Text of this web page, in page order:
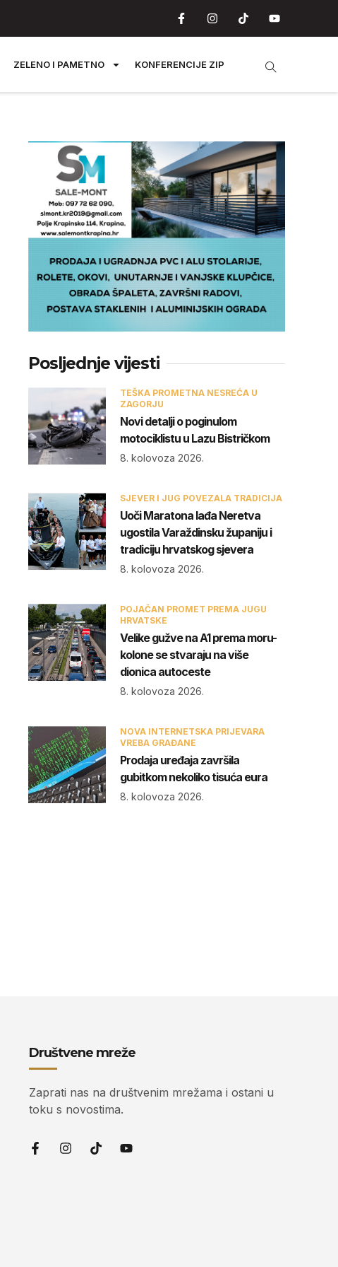
ZELENO I PAMETNO KONFERENCIJE ZIP
Posljednje vijesti
TEŠKA PROMETNA NESREĆA U
ZAGORJU
Novi detalji o poginulom
motociklistu u Lazu Bistričkom
8. kolovoza 2026.
SJEVER I JUG POVEZALA TRADICIJA
Uoči Maratona lađa Neretva
ugostila Varaždinsku županiju i
tradiciju hrvatskog sjevera
8. kolovoza 2026.
POJAČAN PROMET PREMA JUGU
HRVATSKE
Velike gužve na A1 prema moru-
kolone se stvaraju na više
dionica autoceste
8. kolovoza 2026.
NOVA INTERNETSKA PRIJEVARA
VREBA GRAĐANE
Prodaja uređaja završila
gubitkom nekoliko tisuća eura
8. kolovoza 2026.
Društvene mreže
Zaprati nas na društvenim mrežama i ostani u
toku s novostima.